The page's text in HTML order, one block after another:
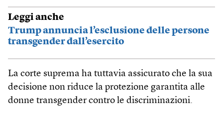
Leggi anche
Trump annuncia l’esclusione delle persone
transgender dall’esercito
La corte suprema ha tuttavia assicurato che la sua
decisione non riduce la protezione garantita alle
donne transgender contro le discriminazioni.